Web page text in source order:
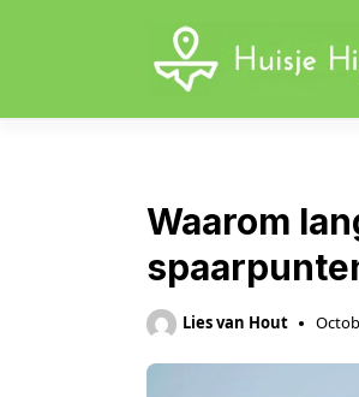
Waarom
Lies van Hout